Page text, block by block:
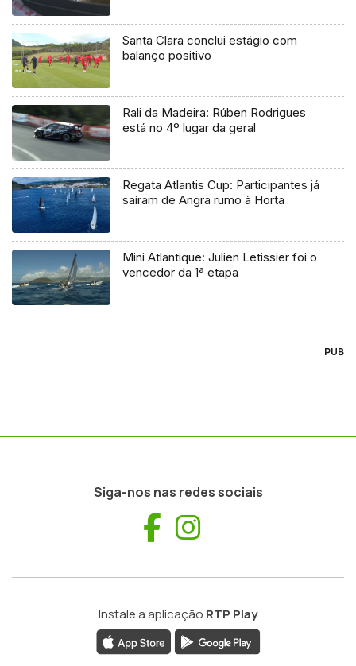
Santa Clara conclui estágio com
balanço positivo
Rali da Madeira: Rúben Rodrigues
está no 4º lugar da geral
Regata Atlantis Cup: Participantes já
saíram de Angra rumo à Horta
Mini Atlantique: Julien Letissier foi o
vencedor da 1ª etapa
PUB
Siga-nos nas redes sociais
Facebook
Instale a aplicação RTP Play